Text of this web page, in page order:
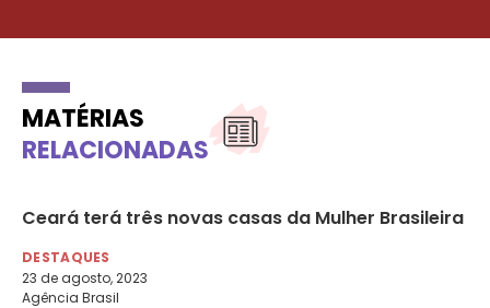
MATÉRIAS
RELACIONADAS
Ceará terá três novas casas da Mulher Brasileira
DESTAQUES
23 de agosto, 2023
Agência Brasil